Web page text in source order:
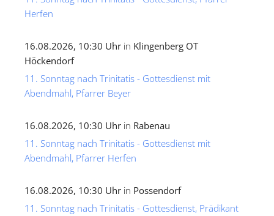
Herfen
16.08.2026, 10:30 Uhr in Klingenberg OT
Höckendorf
11. Sonntag nach Trinitatis - Gottesdienst mit
Abendmahl, Pfarrer Beyer
16.08.2026, 10:30 Uhr in Rabenau
11. Sonntag nach Trinitatis - Gottesdienst mit
Abendmahl, Pfarrer Herfen
16.08.2026, 10:30 Uhr in Possendorf
11. Sonntag nach Trinitatis - Gottesdienst, Prädikant